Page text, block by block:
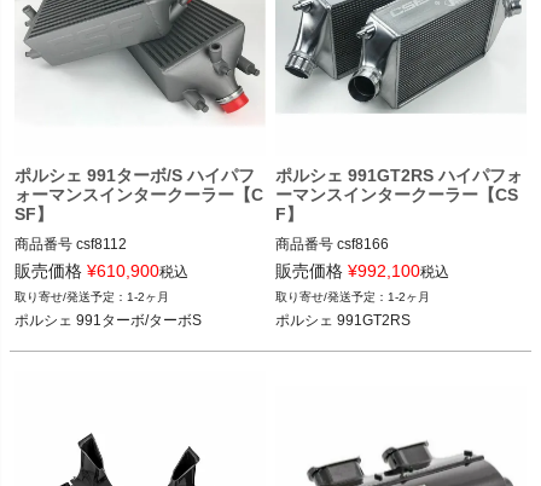
ポルシェ 991ターボ/S ハイパフ
ォーマンスインタークーラー【C
SF】
商品番号 csf8112
ポルシェ 991ターボ/ターボS 13-19
販売価格 ¥610,900税込
1-2ヶ月
ポルシェ 991ターボ/ターボS
ポルシェ 991GT2RS ハイパフォ
ーマンスインタークーラー【CS
F】
商品番号 csf8166
ポルシェ 991GT2RS 18-19
販売価格 ¥992,100税込
1-2ヶ月
ポルシェ 991GT2RS